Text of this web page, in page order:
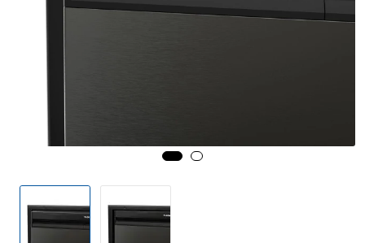
Fritid/Sikkerhet
Båtpleie/Opplag
Seil
Outlet